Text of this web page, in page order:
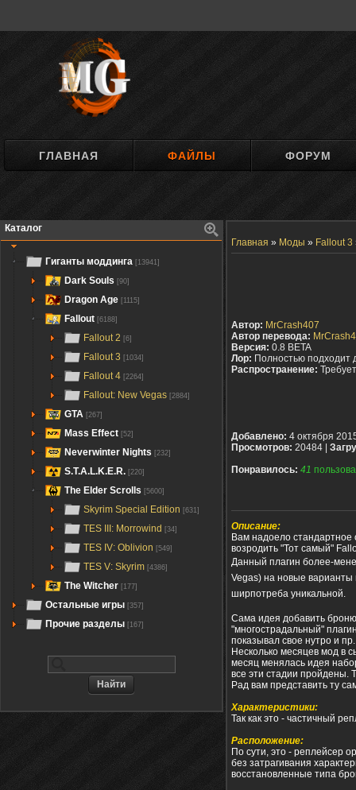
ГЛАВНАЯ ФАЙЛЫ ФОРУМ
Каталог
Гиганты моддинга [13941]
Dark Souls [90]
Dragon Age [1115]
Fallout [6188]
Fallout 2 [6]
Fallout 3 [1034]
Fallout 4 [2264]
Fallout: New Vegas [2884]
GTA [267]
Mass Effect [52]
Neverwinter Nights [232]
S.T.A.L.K.E.R. [220]
The Elder Scrolls [5600]
Skyrim Special Edition [631]
TES III: Morrowind [34]
TES IV: Oblivion [549]
TES V: Skyrim [4386]
The Witcher [177]
Остальные игры [357]
Прочие разделы [167]
Главная » Моды » Fallout 3
Автор: MrCrash407
Автор перевода:
Версия: 0.8 BETA
Лор: Полностью подходит
Распространение:
Добавлено: 4 октября
Просмотров: 20484 |
Понравилось: 41
Описание:
Вам надоело стандартное
возродить "Тот самый"
Данный плагин более-
Vegas) на новые варианты
ширпотреба уникальной.
Сама идея добавить
"многострадальный"
показывал свое нутро и
Несколько месяцев мод в
месяц менялась идея
все эти стадии пройдены.
Рад вам представить ту
Характеристики:
Так как это - частичный
Расположение:
По сути, это - реплейсер
без затрагивания
восстановленные типа